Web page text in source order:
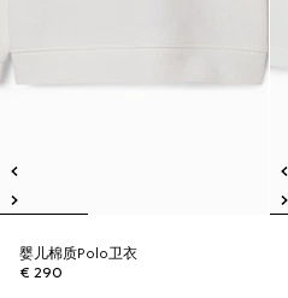
婴儿棉质Polo卫衣
€ 290